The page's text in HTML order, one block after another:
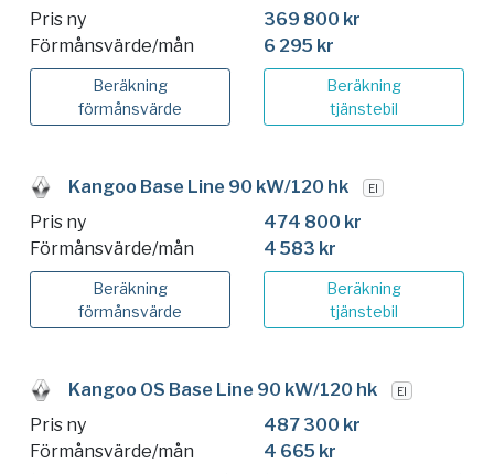
Pris ny
369 800 kr
Förmånsvärde/mån
6 295 kr
Beräkning
förmånsvärde
Beräkning
tjänstebil
Kangoo Base Line 90 kW/120 hk El
Pris ny
474 800 kr
Förmånsvärde/mån
4 583 kr
Beräkning
förmånsvärde
Beräkning
tjänstebil
Kangoo OS Base Line 90 kW/120 hk El
Pris ny
487 300 kr
Förmånsvärde/mån
4 665 kr